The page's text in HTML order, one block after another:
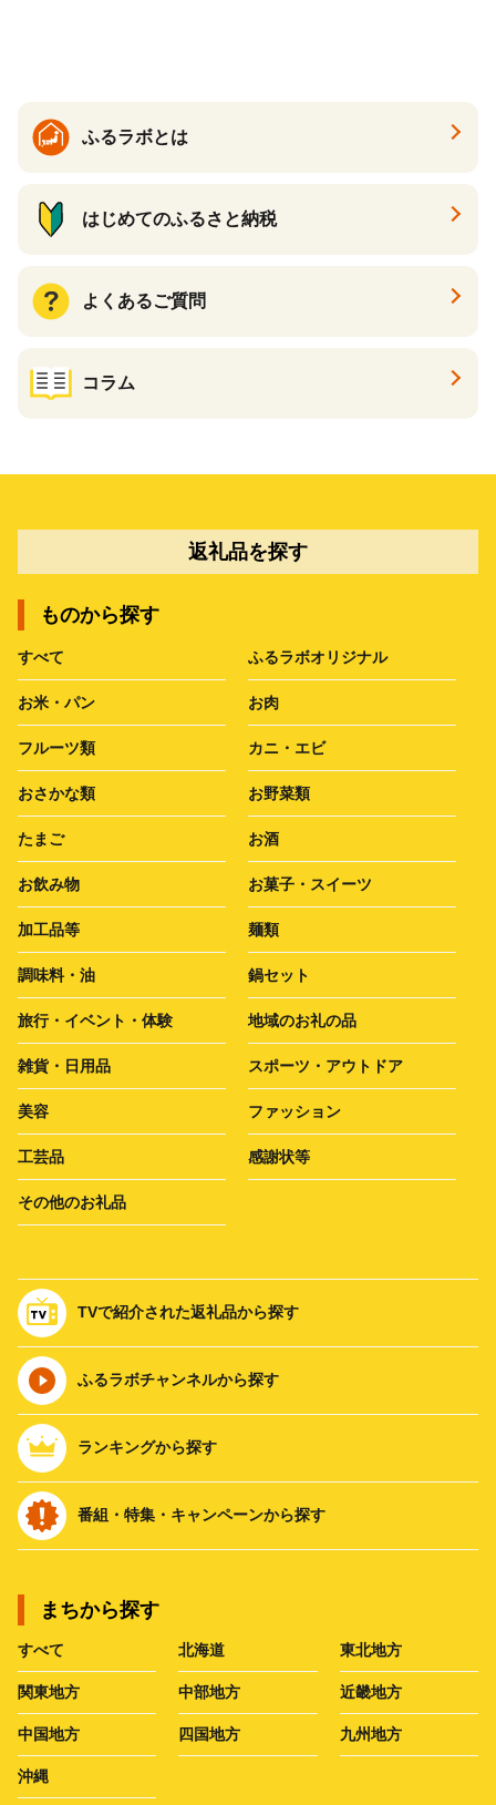
ふるラボとは
はじめてのふるさと納税
よくあるご質問
コラム
返礼品を探す
ものから探す
すべて ふるラボオリジナル
お米・パン お肉
フルーツ類 カニ・エビ
おさかな類 お野菜類
たまご お酒
お飲み物 お菓子・スイーツ
加工品等 麺類
調味料・油 鍋セット
旅行・イベント・体験 地域のお礼の品
雑貨・日用品 スポーツ・アウトドア
美容 ファッション
工芸品 感謝状等
その他のお礼品
TVで紹介された返礼品から探す
ふるラボチャンネルから探す
ランキングから探す
番組・特集・キャンペーンから探す
まちから探す
すべて 北海道 東北地方
関東地方 中部地方 近畿地方
中国地方 四国地方 九州地方
沖縄